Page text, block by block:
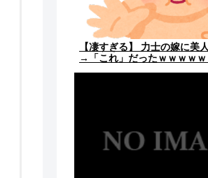
【凄すぎる】 力士の嫁に美
→「これ」だったｗｗｗｗｗ